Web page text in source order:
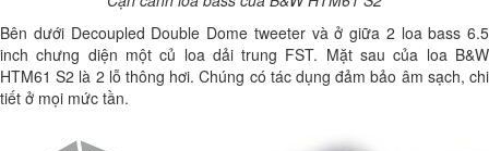
Bên dưới Decoupled Double Dome tweeter và ở giữa 2 loa bass 6.5
inch chưng diện một củ loa dải trung FST. Mặt sau của loa B&W
HTM61 S2 là 2 lỗ thông hơi. Chúng có tác dụng đảm bảo âm sạch, chi
tiết ở mọi mức tần.